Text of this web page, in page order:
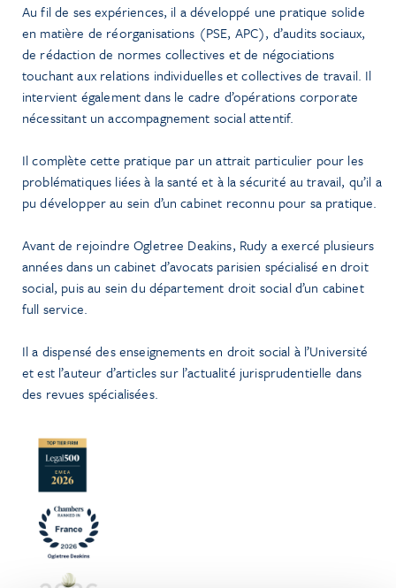
Au fil de ses expériences, il a développé une pratique solide
en matière de réorganisations (PSE, APC), d’audits sociaux,
de rédaction de normes collectives et de négociations
touchant aux relations individuelles et collectives de travail. Il
intervient également dans le cadre d’opérations corporate
nécessitant un accompagnement social attentif.
Il complète cette pratique par un attrait particulier pour les
problématiques liées à la santé et à la sécurité au travail, qu’il a
pu développer au sein d’un cabinet reconnu pour sa pratique.
Avant de rejoindre Ogletree Deakins, Rudy a exercé plusieurs
années dans un cabinet d’avocats parisien spécialisé en droit
social, puis au sein du département droit social d’un cabinet
full service.
Il a dispensé des enseignements en droit social à l’Université
et est l’auteur d’articles sur l’actualité jurisprudentielle dans
des revues spécialisées.